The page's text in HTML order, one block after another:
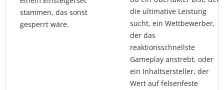
stammen, das sonst
gesperrt wäre.
die ultimative Leistung
sucht, ein Wettbewerber,
der das
reaktionsschnellste
Gameplay anstrebt, oder
ein Inhaltsersteller, der
Wert auf felsenfeste